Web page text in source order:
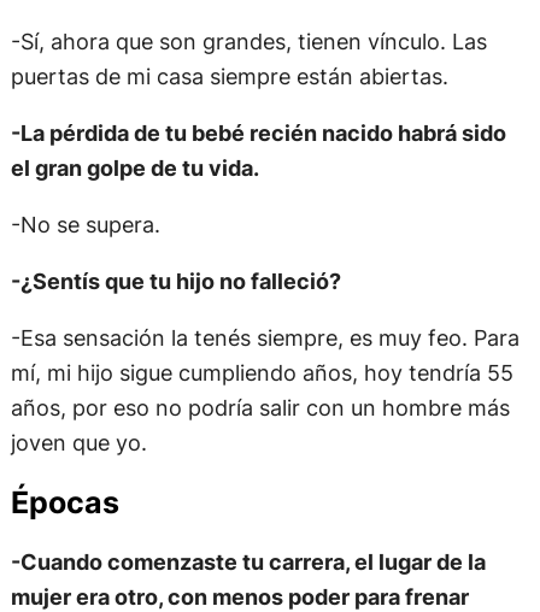
-Sí, ahora que son grandes, tienen vínculo. Las
puertas de mi casa siempre están abiertas.
-La pérdida de tu bebé recién nacido habrá sido
el gran golpe de tu vida.
-No se supera.
-¿Sentís que tu hijo no falleció?
-Esa sensación la tenés siempre, es muy feo. Para
mí, mi hijo sigue cumpliendo años, hoy tendría 55
años, por eso no podría salir con un hombre más
joven que yo.
Épocas
-Cuando comenzaste tu carrera, el lugar de la
mujer era otro, con menos poder para frenar